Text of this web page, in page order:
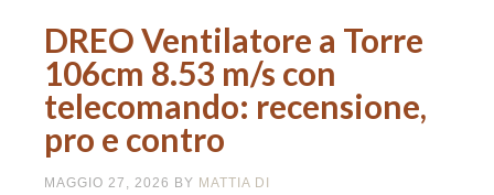
DREO Ventilatore a Torre
106cm 8.53 m/s con
telecomando: recensione,
pro e contro
MAGGIO 27, 2026 BY MATTIA DI